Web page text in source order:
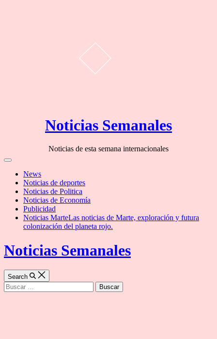
Noticias Semanales
Noticias de esta semana internacionales
Off
CanvasNews
Noticias de deportes
Noticias de Politica
Noticias de Economía
Publicidad
Noticias MarteLas noticias de Marte, exploración y futura
colonización del planeta rojo.
Noticias Semanales
Search
Buscar: